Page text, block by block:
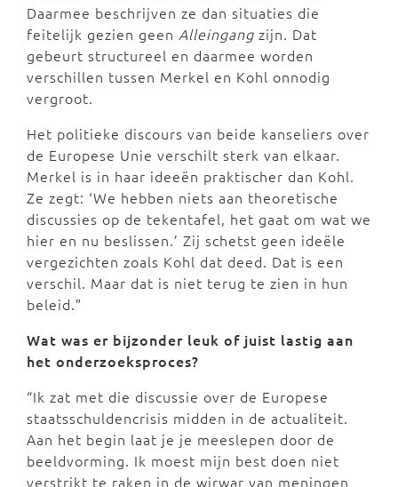
Daarmee beschrijven ze dan situaties die
feitelijk gezien geen Alleingang zijn. Dat
gebeurt structureel en daarmee worden
verschillen tussen Merkel en Kohl onnodig
vergroot.
Het politieke discours van beide kanseliers over
de Europese Unie verschilt sterk van elkaar.
Merkel is in haar ideeën praktischer dan Kohl.
Ze zegt: ‘We hebben niets aan theoretische
discussies op de tekentafel, het gaat om wat we
hier en nu beslissen.’ Zij schetst geen ideële
vergezichten zoals Kohl dat deed. Dat is een
verschil. Maar dat is niet terug te zien in hun
beleid.”
Wat was er bijzonder leuk of juist lastig aan
het onderzoeksproces?
“Ik zat met die discussie over de Europese
staatsschuldencrisis midden in de actualiteit.
Aan het begin laat je je meeslepen door de
beeldvorming. Ik moest mijn best doen niet
verstrikt te raken in de wirwar van meningen